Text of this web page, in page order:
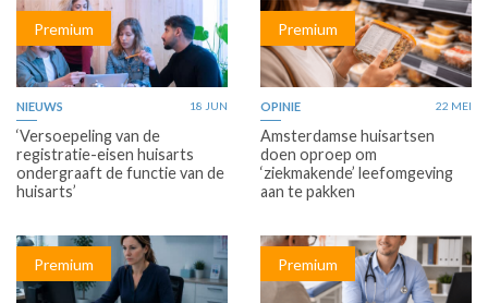
Premium
NIEUWS 18 JUN
‘Versoepeling van de
registratie-eisen huisarts
ondergraaft de functie van de
huisarts’
Premium
OPINIE 22 MEI
Amsterdamse huisartsen
doen oproep om
‘ziekmakende’ leefomgeving
aan te pakken
Premium Premium